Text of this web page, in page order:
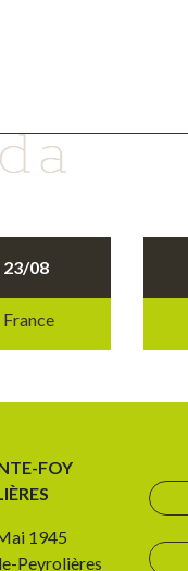
23/08
FOY
1945
Peyrolières